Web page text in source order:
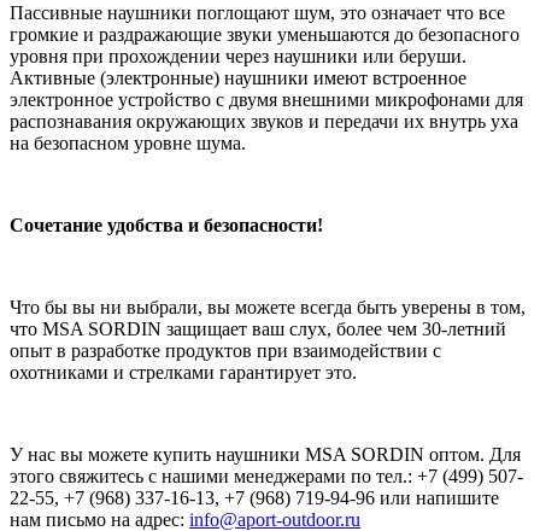
Пассивные наушники поглощают шум, это означает что все
громкие и раздражающие звуки уменьшаются до безопасного
уровня при прохождении через наушники или беруши.
Активные (электронные) наушники имеют встроенное
электронное устройство с двумя внешними микрофонами для
распознавания окружающих звуков и передачи их внутрь уха
на безопасном уровне шума.
Сочетание удобства и безопасности!
Что бы вы ни выбрали, вы можете всегда быть уверены в том,
что MSA SORDIN защищает ваш слух, более чем 30-летний
опыт в разработке продуктов при взаимодействии с
охотниками и стрелками гарантирует это.
У нас вы можете купить наушники MSA SORDIN оптом. Для
этого свяжитесь с нашими менеджерами по тел.: +7 (499) 507-
22-55, +7 (968) 337-16-13, +7 (968) 719-94-96 или напишите
нам письмо на адрес: info@aport-outdoor.ru